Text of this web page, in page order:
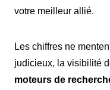
votre meilleur allié.
Les chiffres ne
judicieux, la visibilité
moteurs de